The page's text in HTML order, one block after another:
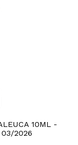
10ML -
03/2026